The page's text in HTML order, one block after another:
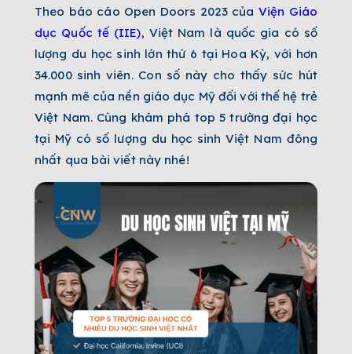
Theo báo cáo Open Doors 2023 của Viện Giáo
dục Quốc tế (IIE), Việt Nam là quốc gia có số
lượng du học sinh lớn thứ 6 tại Hoa Kỳ, với hơn
34.000 sinh viên. Con số này cho thấy sức hút
mạnh mẽ của nền giáo dục Mỹ đối với thế hệ trẻ
Việt Nam. Cùng khám phá top 5 trường đại học
tại Mỹ có số lượng du học sinh Việt Nam đông
nhất qua bài viết này nhé!